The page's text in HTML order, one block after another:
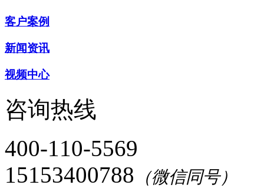
客户案例
新闻资讯
视频中心
咨询热线
400-110-5569
15153400788 （微信同号）